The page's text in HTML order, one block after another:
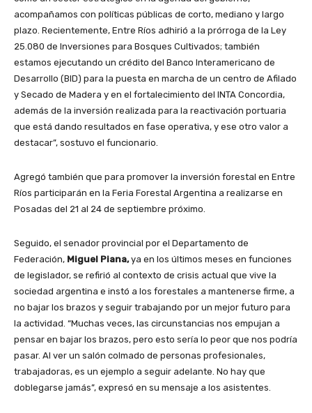
acompañamos con políticas públicas de corto, mediano y largo
plazo. Recientemente, Entre Ríos adhirió a la prórroga de la Ley
25.080 de Inversiones para Bosques Cultivados; también
estamos ejecutando un crédito del Banco Interamericano de
Desarrollo (BID) para la puesta en marcha de un centro de Afilado
y Secado de Madera y en el fortalecimiento del INTA Concordia,
además de la inversión realizada para la reactivación portuaria
que está dando resultados en fase operativa, y ese otro valor a
destacar”, sostuvo el funcionario.
Agregó también que para promover la inversión forestal en Entre
Ríos participarán en la Feria Forestal Argentina a realizarse en
Posadas del 21 al 24 de septiembre próximo.
Seguido, el senador provincial por el Departamento de
Federación, Miguel Piana,ya en los últimos meses en funciones
de legislador, se refirió al contexto de crisis actual que vive la
sociedad argentina e instó a los forestales a mantenerse firme, a
no bajar los brazos y seguir trabajando por un mejor futuro para
la actividad. “Muchas veces, las circunstancias nos empujan a
pensar en bajar los brazos, pero esto sería lo peor que nos podría
pasar. Al ver un salón colmado de personas profesionales,
trabajadoras, es un ejemplo a seguir adelante. No hay que
doblegarse jamás”, expresó en su mensaje a los asistentes.